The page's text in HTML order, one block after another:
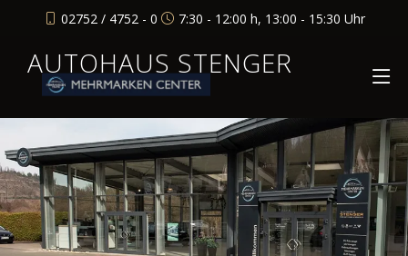
02752 / 4752 - 0 7:30 - 12:00 h, 13:00 - 15:30 Uhr
AUTOHAUS STENGER